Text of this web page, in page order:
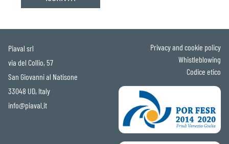
Piaval srl
via del Collio, 57
San Giovanni al Natisone
33048 UD, Italy
info@piaval.it
Privacy and cookie policy
Whistleblowing
Codice etico